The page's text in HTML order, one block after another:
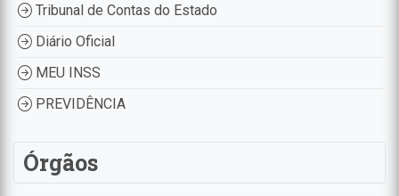
Tribunal de Contas do Estado
Diário Oficial
MEU INSS
PREVIDÊNCIA
Órgãos